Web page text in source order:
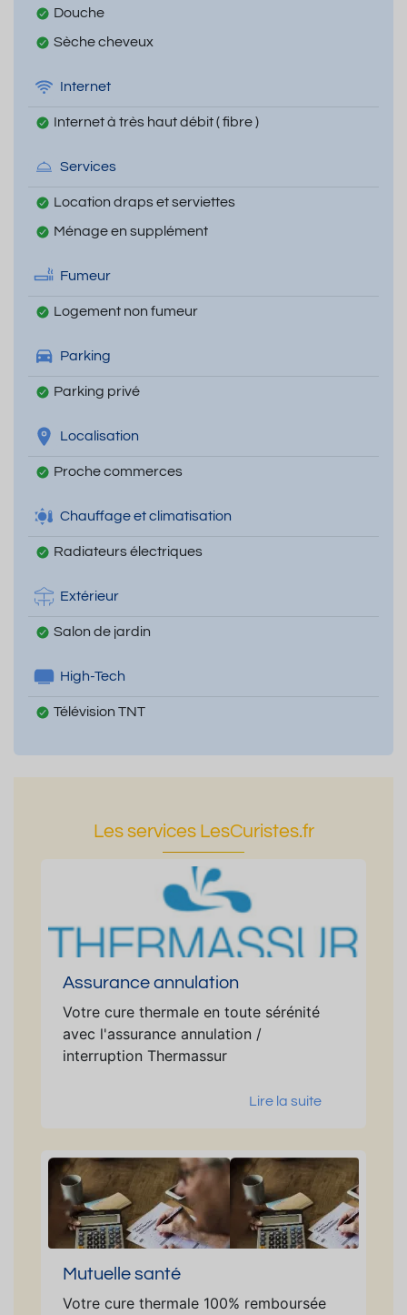
Douche
Sèche cheveux
Internet
Internet à très haut débit ( fibre )
Services
Location draps et serviettes
Ménage en supplément
Fumeur
Logement non fumeur
Parking
Parking privé
Localisation
Proche commerces
Chauffage et climatisation
Radiateurs électriques
Extérieur
Salon de jardin
High-Tech
Télévision TNT
Les services LesCuristes.fr
Assurance annulation
Votre cure thermale en toute sérénité
avec l'assurance annulation /
interruption Thermassur
Lire la suite
Mutuelle santé
Votre cure thermale 100% remboursée